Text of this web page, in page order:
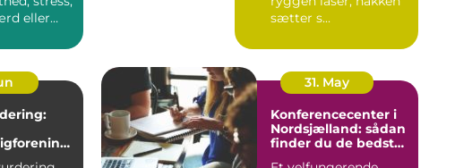
eller
sætter s...
31. May
Konferencecenter i
Nordsjælland: sådan
finder du de bedste